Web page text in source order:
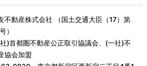
不動産株式会社 （国土交通大臣（17）第
）
)首都圏不動産公正取引協議会、(一社)不
協会加盟